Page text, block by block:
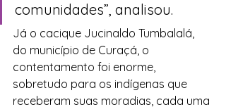
comunidades”, analisou.
Já o cacique Jucinaldo Tumbalalá,
do município de Curaçá, o
contentamento foi enorme,
sobretudo para os indígenas que
receberam suas moradias, cada uma